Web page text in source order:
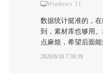
Windows 11
数据统计挺准的，
到，素材库也够用
点麻烦，希望后面能
2026/6/18 7:39:39